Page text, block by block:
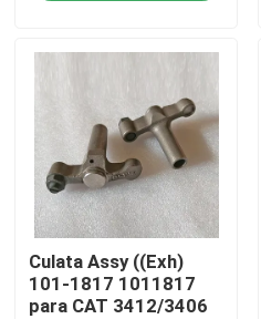
Productos
Los vídeos
Sobre nosotros
Culata Assy ((Exh)
101-1817 1011817
para CAT 3412/3406